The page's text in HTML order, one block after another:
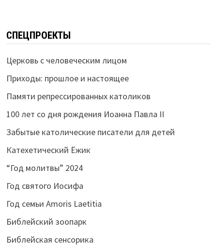
СПЕЦПРОЕКТЫ
Церковь с человеческим лицом
Приходы: прошлое и настоящее
Памяти репрессированных католиков
100 лет со дня рождения Иоанна Павла II
Забытые католические писатели для детей
Катехетический Ёжик
“Год молитвы” 2024
Год святого Иосифа
Год семьи Amoris Laetitia
Библейский зоопарк
Библейская сенсорика